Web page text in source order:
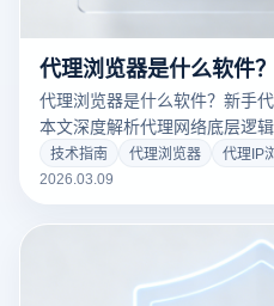
代理浏览器是什么软件
代理浏览器是什么软件？新手
本文深度解析代理网络底层逻
为您重点演示如何利用专业级
环境隔离与代理配置，彻底解
境！
技术指南 代理浏览器
代理IP
2026.03.09